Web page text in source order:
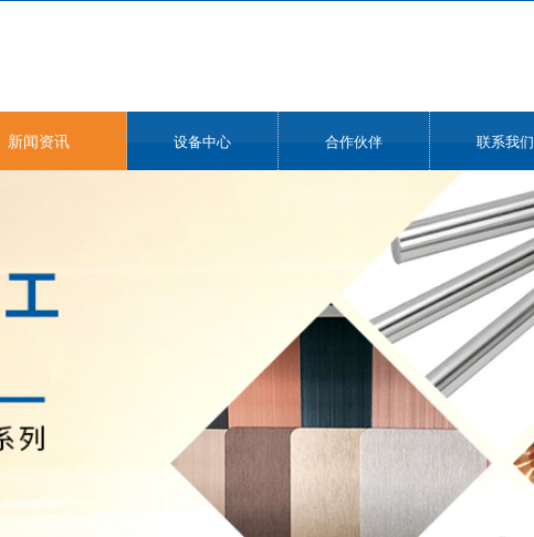
新闻资讯 设备中心 合作伙伴 联系我们